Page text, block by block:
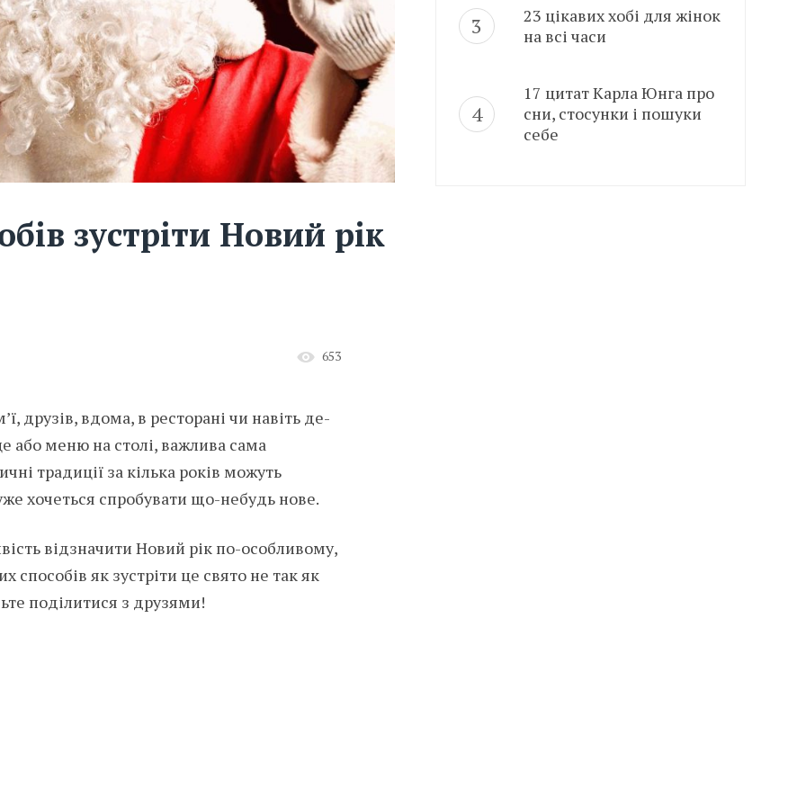
зустріти Новий рік
653
друзів, вдома, в ресторані чи навіть де-
або меню на столі, важлива сама
традиції за кілька років можуть
хочеться спробувати що-небудь нове.
відзначити Новий рік по-особливому,
способів як зустріти це свято не так як
поділитися з друзями!
23 цікавих хобі для жінок
на всі часи
17 цитат Карла Юнга про
сни, стосунки і пошуки
себе